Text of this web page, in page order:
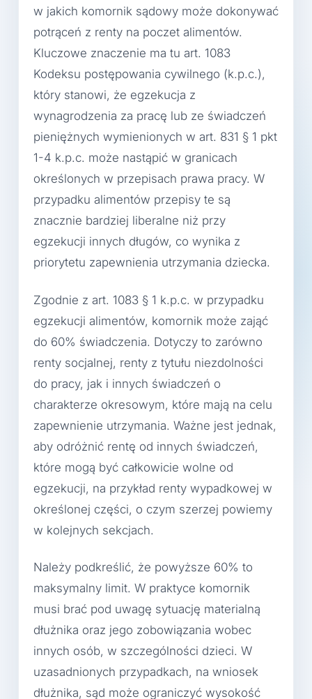
w jakich komornik sądowy może dokonywać
potrąceń z renty na poczet alimentów.
Kluczowe znaczenie ma tu art. 1083
Kodeksu postępowania cywilnego (k.p.c.),
który stanowi, że egzekucja z
wynagrodzenia za pracę lub ze świadczeń
pieniężnych wymienionych w art. 831 § 1 pkt
1-4 k.p.c. może nastąpić w granicach
określonych w przepisach prawa pracy. W
przypadku alimentów przepisy te są
znacznie bardziej liberalne niż przy
egzekucji innych długów, co wynika z
priorytetu zapewnienia utrzymania dziecka.
Zgodnie z art. 1083 § 1 k.p.c. w przypadku
egzekucji alimentów, komornik może zająć
do 60% świadczenia. Dotyczy to zarówno
renty socjalnej, renty z tytułu niezdolności
do pracy, jak i innych świadczeń o
charakterze okresowym, które mają na celu
zapewnienie utrzymania. Ważne jest jednak,
aby odróżnić rentę od innych świadczeń,
które mogą być całkowicie wolne od
egzekucji, na przykład renty wypadkowej w
określonej części, o czym szerzej powiemy
w kolejnych sekcjach.
Należy podkreślić, że powyższe 60% to
maksymalny limit. W praktyce komornik
musi brać pod uwagę sytuację materialną
dłużnika oraz jego zobowiązania wobec
innych osób, w szczególności dzieci. W
uzasadnionych przypadkach, na wniosek
dłużnika, sąd może ograniczyć wysokość